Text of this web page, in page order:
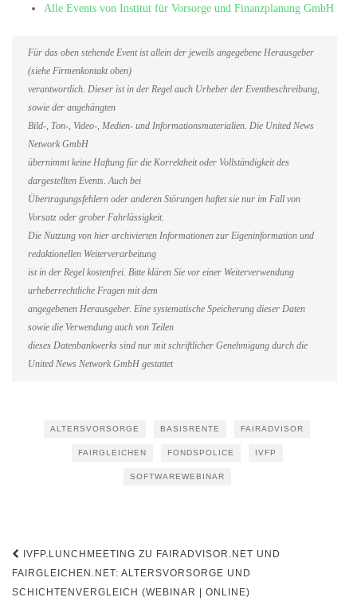
Alle Events von Institut für Vorsorge und Finanzplanung GmbH
Für das oben stehende Event ist allein der jeweils angegebene Herausgeber
(siehe Firmenkontakt oben)
verantwortlich. Dieser ist in der Regel auch Urheber der Eventbeschreibung,
sowie der angehängten
Bild-, Ton-, Video-, Medien- und Informationsmaterialien. Die United News
Network GmbH
übernimmt keine Haftung für die Korrektheit oder Vollständigkeit des
dargestellten Events. Auch bei
Übertragungsfehlern oder anderen Störungen haftet sie nur im Fall von
Vorsatz oder grober Fahrlässigkeit.
Die Nutzung von hier archivierten Informationen zur Eigeninformation und
redaktionellen Weiterverarbeitung
ist in der Regel kostenfrei. Bitte klären Sie vor einer Weiterverwendung
urheberrechtliche Fragen mit dem
angegebenen Herausgeber. Eine systematische Speicherung dieser Daten
sowie die Verwendung auch von Teilen
dieses Datenbankwerks sind nur mit schriftlicher Genehmigung durch die
United News Network GmbH gestattet
ALTERSVORSORGE BASISRENTE FAIRADVISOR
FAIRGLEICHEN FONDSPOLICE IVFP
SOFTWAREWEBINAR
Beitragsnavigation
IVFP.LUNCHMEETING ZU FAIRADVISOR.NET UND
FAIRGLEICHEN.NET: ALTERSVORSORGE UND
SCHICHTENVERGLEICH (WEBINAR | ONLINE)